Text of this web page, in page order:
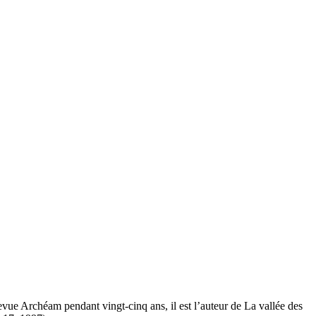
Archéam pendant vingt-cinq ans, il est l’auteur de La vallée des